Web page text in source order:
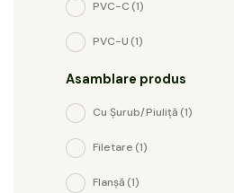
PVC-C(1)
PVC-U(1)
Asamblare produs
Cu Șurub/piuliță(1)
Filetare(1)
Flanșă(1)